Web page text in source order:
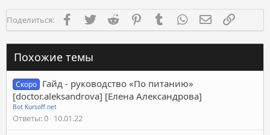
Поделиться: FacebookTwitter Reddit PinterestTumblr WhatsAppЭлектронная
Похожие темы
Скоро Гайд - руководство «По питанию»
[doctor.aleksandrova] [Елена Александрова]
Bot Kursoff.net
Ответы 0 10.01.22